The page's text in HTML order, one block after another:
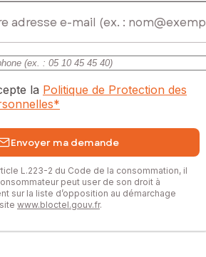
la Politique de Protection des
*
Envoyer ma demande
L.223-2 du Code de la consommation, il
peut user de son droit à
sur la liste d’opposition au démarchage
www.bloctel.gouv.fr.